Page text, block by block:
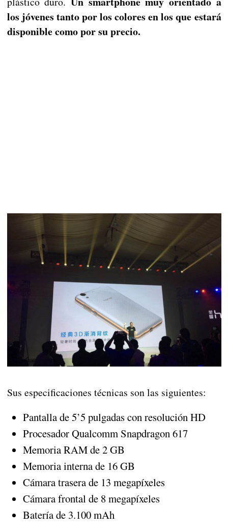
los jóvenes tanto por los colores en los que estará
disponible como por su precio.
Sus especificaciones técnicas son las siguientes:
Pantalla de 5’5 pulgadas con resolución HD
Procesador Qualcomm Snapdragon 617
Memoria RAM de 2 GB
Memoria interna de 16 GB
Cámara trasera de 13 megapíxeles
Cámara frontal de 8 megapíxeles
Batería de 3.100 mAh